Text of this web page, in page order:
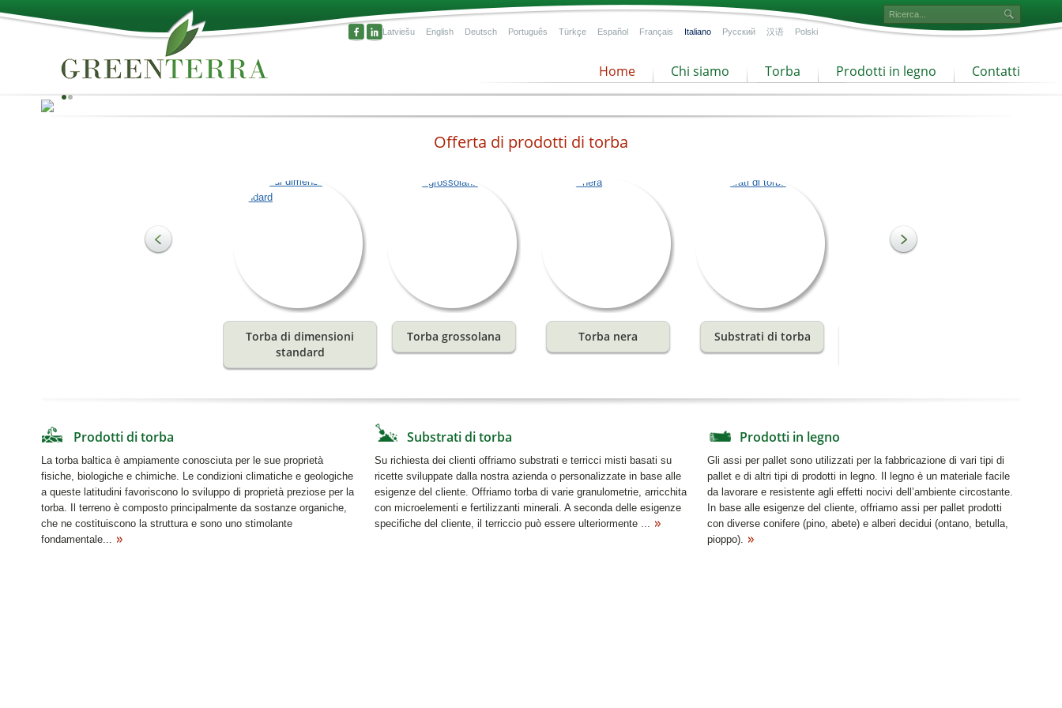
Latviešu English Deutsch Português Türkçe Español Français Italiano Русский 汉语 Polski
Home Chi siamo Torba Prodotti in legno Contatti
Il meglio della natura!
La torba può essere utilizzata come materia prima per la
produzione di substrati e per soddisfare diverse esigenze
in agricoltura ed orticoltura. Il terreno è composto
costituiscono la struttura e sono uno stimolante
fondamentale per la crescita. Offrono la combinazione
ideale di acqua ed aria per le radici delle piante.
Offerta di prodotti di torba
Torba di dimensioni
standard
Torba grossolana Torba nera Substrati di torba
Prodotti di torba
La torba baltica è ampiamente conosciuta per le sue proprietà
fisiche, biologiche e chimiche. Le condizioni climatiche e geologiche
a queste latitudini favoriscono lo sviluppo di proprietà preziose per la
torba. Il terreno è composto principalmente da sostanze organiche,
che ne costituiscono la struttura e sono uno stimolante
fondamentale...
Substrati di torba
Su richiesta dei clienti offriamo substrati e terricci misti basati su
ricette sviluppate dalla nostra azienda o personalizzate in base alle
esigenze del cliente. Offriamo torba di varie granulometrie, arricchita
con microelementi e fertilizzanti minerali. A seconda delle esigenze
specifiche del cliente, il terriccio può essere ulteriormente ...
Prodotti in legno
Gli assi per pallet sono utilizzati per la fabbricazione di vari tipi di
pallet e di altri tipi di prodotti in legno. Il legno è un materiale facile
da lavorare e resistente agli effetti nocivi dell’ambiente circostante.
In base alle esigenze del cliente, offriamo assi per pallet prodotti
con diverse conifere (pino, abete) e alberi decidui (ontano, betulla,
pioppo).